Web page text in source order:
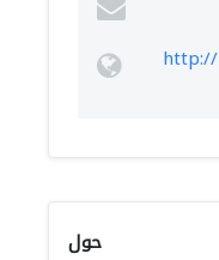
http://
حول